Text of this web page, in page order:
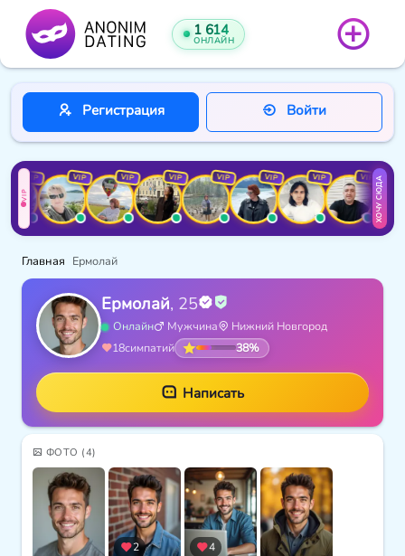
1 614
ОНЛАЙН
Регистрация Войти
VIP
VIP VIP VIP VIP VIP VIP VIP VIP ХОЧУ СЮДА
Главная Ермолай
Ермолай, 25
Онлайн Мужчина
Нижний Новгород
18симпатий 38%
Написать
ФОТО (4)
2 4